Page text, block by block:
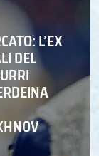
L’EX
DEL